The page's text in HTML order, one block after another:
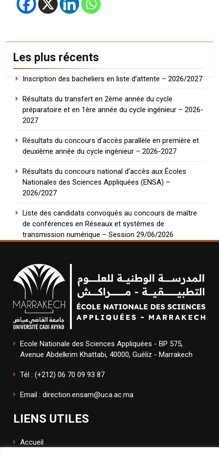
Les plus récents
Inscription des bacheliers en liste d’attente – 2026/2027
Résultats du transfert en 2ème année du cycle
préparatoire et en 1ère année du cycle ingénieur – 2026-
2027
Résultats du concours d’accès parallèle en première et
deuxième année du cycle ingénieur – 2026-2027
Résultats du concours national d’accès aux Écoles
Nationales des Sciences Appliquées (ENSA) –
2026/2027
Liste des candidats convoqués au concours de maître
de conférences en Réseaux et systèmes de
transmission numérique – Session 29/06/2026
Ecole Nationale des Sciences Appliquées - BP 575,
Avenue Abdelkrim Khattabi, 40000, Guéliz - Marrakech
Tél : (+212) 06 70 09 93 87
Email : direction.ensam@uca.ac.ma
LIENS UTILES
Accueil